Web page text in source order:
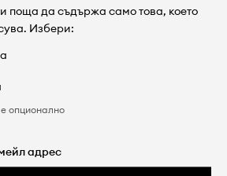
поща да съдържа само това, което
Избери:
опционално